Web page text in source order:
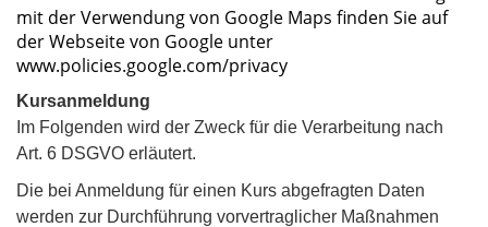
mit der Verwendung von Google Maps finden Sie auf
der Webseite von Google unter
www.policies.google.com/privacy
Kursanmeldung
Im Folgenden wird der Zweck für die Verarbeitung nach
Art. 6 DSGVO erläutert.
Die bei Anmeldung für einen Kurs abgefragten Daten
werden zur Durchführung vorvertraglicher Maßnahmen